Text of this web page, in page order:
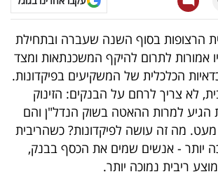
הרצופות בסוף השנה שעברה ובתחילת
אמורות לתרום להיקף המשכנתאות ומצד
הכלכלית של המשקיעים בפיקדונות.
לא צריך לרחם על הבנקים: הזינוק
הגיע למרות ההאטה בשוק הנדל"ן והם
מעט. מה זה עושה לפיקדונות? כשהריבית
יותר - אנשים שמים את הכסף בבנק,
ריבית נמוכה יותר.